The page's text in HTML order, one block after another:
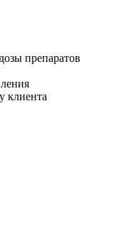
препаратов
клиента